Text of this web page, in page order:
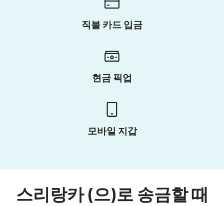
직불 카드 입금
현금 픽업
모바일 지갑
스리랑카 (으)로 송금할 때